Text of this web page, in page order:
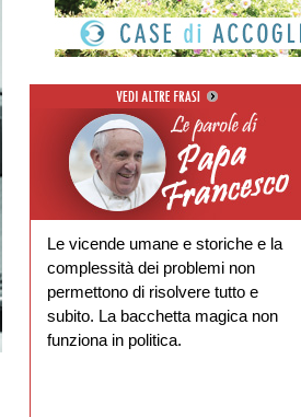
Le vicende umane e storiche e la
complessità dei problemi non
permettono di risolvere tutto e
subito. La bacchetta magica non
funziona in politica.